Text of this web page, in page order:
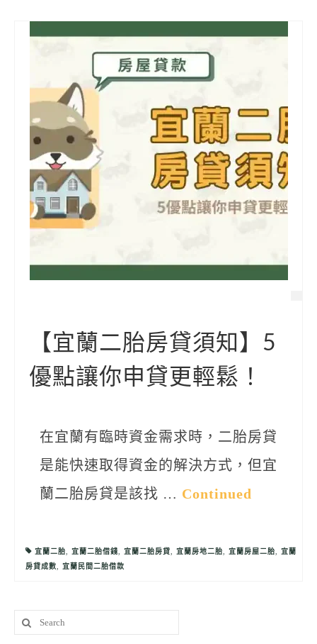
代書貸款
銀行貸款
其他貸款
申貸Q&A
久通專欄
時事解析
生活理財
【宜蘭二胎房貸須知】5
優點讓你申貸更輕鬆！
在宜蘭有臨時資金需求時，二胎房貸
是能快速取得資金的解決方式，但宜
蘭二胎房貸是該找 … Continued
宜蘭二胎, 宜蘭二胎借錢, 宜蘭二胎房貸, 宜蘭房地二胎, 宜蘭房屋二胎, 宜蘭
房貸成數, 宜蘭民間二胎借款
Search
for: